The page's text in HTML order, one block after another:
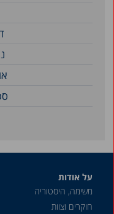
על אודות
משימה, היסטוריה
חוקרים וצוות